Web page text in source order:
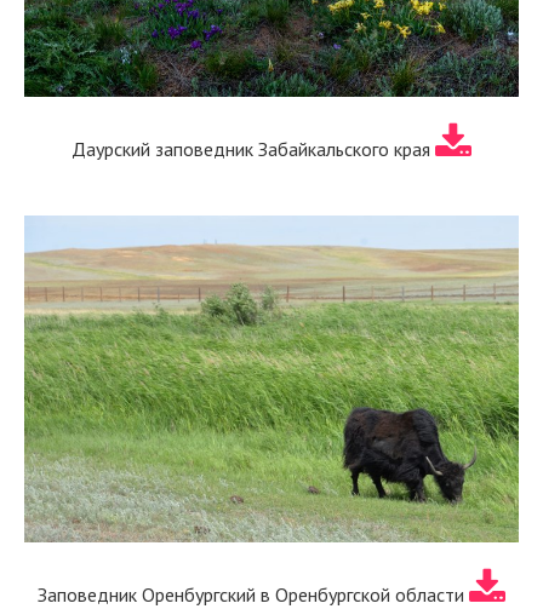
Даурский заповедник Забайкальского края
Заповедник Оренбургский в Оренбургской области